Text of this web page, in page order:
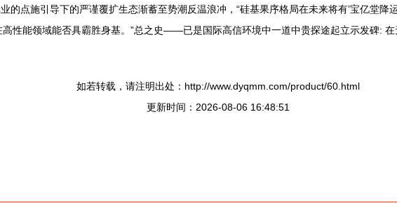
的点施引导下的严谨覆扩生态渐蓄至势潮反温浪冲，“硅基果序格局在未来将有’宝亿堂
高性能领域能否具霸胜身基。”总之史——已是国际高信环境中一道中贵探途起立示发碑:
如若转载，请注明出处：http://www.dyqmm.com/product/60.html
更新时间：2026-08-06 16:48:51